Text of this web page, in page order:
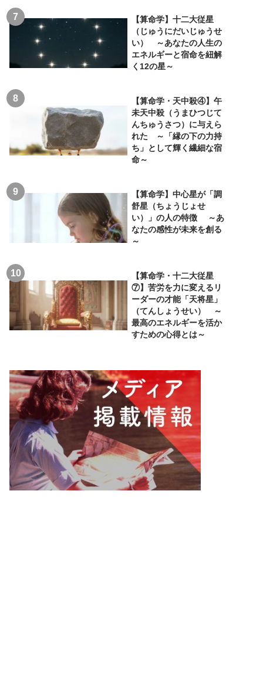
【算命学】十二大従星
（じゅうにだいじゅうせ
い） ～あなたの人生の
エネルギーと宿命を紐解
く12の星～
【算命学・天中殺④】午
未天中殺（うまひつじて
んちゅうさつ）に与えら
れた ～「縁の下の力持
ち」として輝く繊細な宿
命～
【算命学】中心星が「調
舒星（ちょうじょせ
い）」の人の特徴 ～あ
なたの感性が未来を創る
～
【算命学・十二大従星
⑦】苦労を力に変えるリ
ーダーの才能「天将星」
（てんしょうせい） ～
最高のエネルギーを活か
すための心得とは～